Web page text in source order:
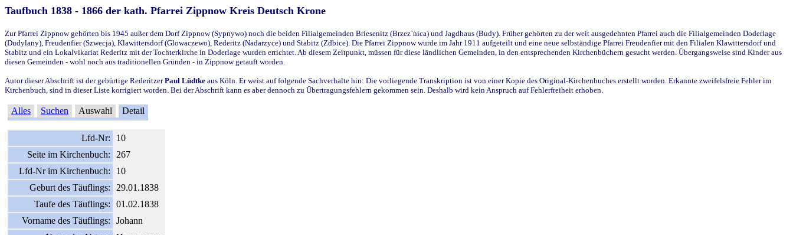
Taufbuch 1838 - 1866 der kath. Pfarrei Zippnow Kreis Deutsch Krone
Zur Pfarrei Zippnow gehörten bis 1945 außer dem Dorf Zippnow (Sypnywo) noch die beiden Filialgemeinden Briesenitz (Brzez`nica) und Jagdhaus (Budy). Früher gehörten zu der weit ausgedehnten Pfarrei auch die Filialgemeinden Doderlage
(Dudylany), Freudenfier (Szwecja), Klawittersdorf (Glowaczewo), Rederitz (Nadarzyce) und Stabitz (Zdbice). Die Pfarrei Zippnow wurde im Jahr 1911 aufgeteilt und eine neue selbständige Pfarrei Freudenfier mit den Filialen Klawittersdorf und
Stabitz und ein Lokalvikariat Rederitz mit der Tochterkirche in Doderlage wurden errichtet. Ab diesem Zeitpunkt, müssen für diese ländlichen Gemeinden, in den entsprechenden Kirchenbüchern gesucht werden. Übergangsweise sind Kinder aus
diesen Gemeinden - wohl noch aus traditionellen Gründen - in Zippnow getauft worden.
Autor dieser Abschrift ist der gebürtige RederitzerPaul Lüdtke aus Köln. Er weist auf folgende Sachverhalte hin: Die vorliegende Transkription ist von einer Kopie des Original-Kirchenbuches erstellt worden. Erkannte zweifelsfreie Fehler im
Kirchenbuch, sind in dieser Liste korrigiert worden. Bei der Abschrift kann es aber dennoch zu Übertragungsfehlern gekommen sein. Deshalb wird kein Anspruch auf Fehlerfreiheit erhoben.
Alles Suchen Auswahl Detail
Lfd-Nr:
10
Seite im Kirchenbuch:
267
Lfd-Nr im Kirchenbuch:
10
Geburt des Täuflings:
29.01.1838
Taufe des Täuflings:
01.02.1838
Vorname des Täuflings:
Johann